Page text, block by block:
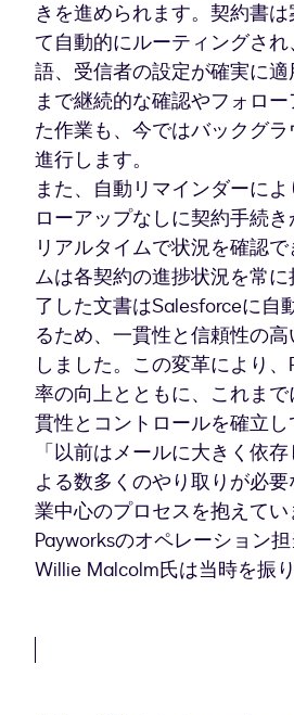
きを進められます。契約書
て自動的にルーティングさ
語、受信者の設定が確実に
まで継続的な確認やフォロ
た作業も、今ではバックグ
進行します。
また、自動リマインダーに
ローアップなしに契約手続き
リアルタイムで状況を確認
ムは各契約の進捗状況を常
了した文書はSalesforceに自
るため、一貫性と信頼性の
しました。この変革により
率の向上とともに、これま
貫性とコントロールを確立し
「以前はメールに大きく依
よる数多くのやり取りが必
業中心のプロセスを抱えてい
Payworksのオペレーション
Willie Malcolm氏は当時を振り